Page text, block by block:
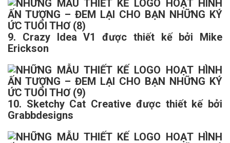
9. Crazy Idea V1 được thiết kế bởi Mike
Erickson
10. Sketchy Cat Creative được thiết kế bởi
Grabbdesigns